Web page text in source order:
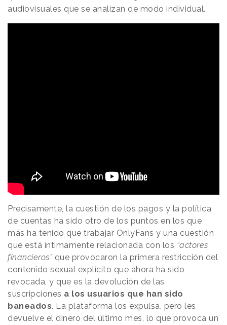
audiovisuales que se analizan de modo individual.
Precisamente, la cuestión de los pagos y la política
de cuentas ha sido otro de los puntos en los que
más ha tenido que trabajar OnlyFans y una cuestión
que está íntimamente relacionada con los “actores
financieros” que provocaron la primera restricción del
contenido sexual explícito que ahora ha sido
revocada, y que es la devolución de las
suscripciones a los usuarios que han sido
baneados. La plataforma los expulsa, pero les
devuelve el dinero del último mes, lo que provoca un